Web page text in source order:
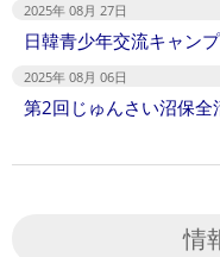
2025年 08月 27日
日韓青少年交流キャン
2025年 08月 06日
第2回じゅんさい沼保全
情